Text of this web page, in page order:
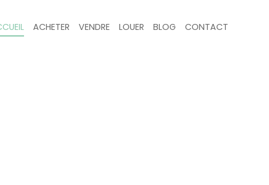
ACHETER VENDRE LOUER BLOG CONTACT